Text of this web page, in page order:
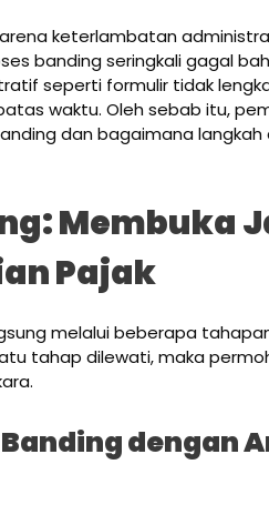
keterlambatan
banding seringkali gagal
seperti formulir tidak
waktu. Oleh sebab itu,
dan bagaimana langkah
Membuka
Pajak
melalui beberapa
tahap dilewati, maka
dengan